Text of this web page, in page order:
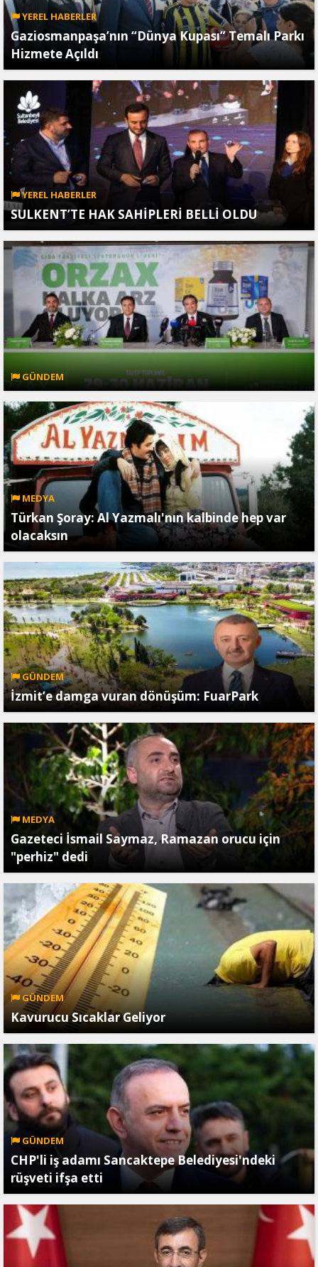
YEREL HABERLER
Gaziosmanpaşa’nın “Dünya Kupası” Temalı Parkı
Hizmete Açıldı
YEREL HABERLER
SULKENT’TE HAK SAHİPLERİ BELLİ OLDU
GÜNDEM
MEDYA
Türkan Şoray: Al Yazmalı'nın kalbinde hep var
olacaksın
GÜNDEM
İzmit’e damga vuran dönüşüm: FuarPark
MEDYA
Gazeteci İsmail Saymaz, Ramazan orucu için
"perhiz" dedi
GÜNDEM
Kavurucu Sıcaklar Geliyor
GÜNDEM
CHP'li iş adamı Sancaktepe Belediyesi'ndeki
rüşveti ifşa etti